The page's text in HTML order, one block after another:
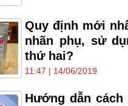
Quy định mới
nhãn phụ, sử
thứ hai?
11:47 | 14/06/2019
Hướng dẫn